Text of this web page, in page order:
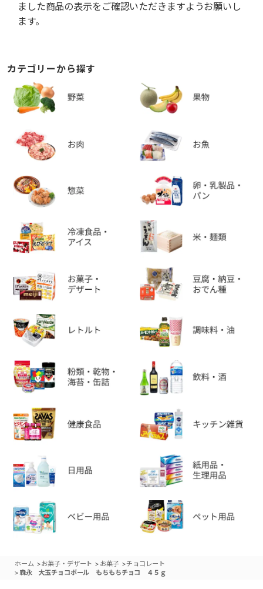
ました商品の表示をご確認いただきますようお願いし
ます。
カテゴリーから探す
ホーム >お菓子・デザート > お菓子 >チョコレート
> 森永 大玉チョコボール もちもちチョコ ４５ｇ